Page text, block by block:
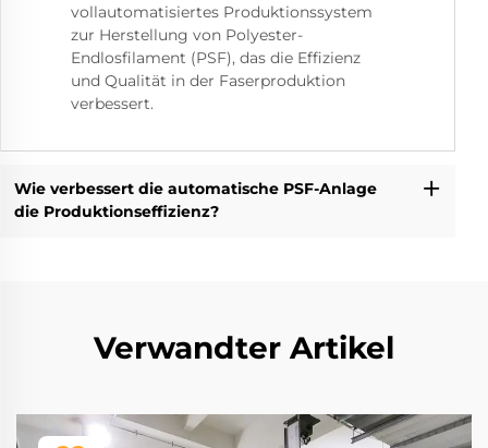
vollautomatisiertes Produktionssystem
zur Herstellung von Polyester-
Endlosfilament (PSF), das die Effizienz
und Qualität in der Faserproduktion
verbessert.
Wie verbessert die automatische PSF-Anlage
die Produktionseffizienz?
Verwandter Artikel